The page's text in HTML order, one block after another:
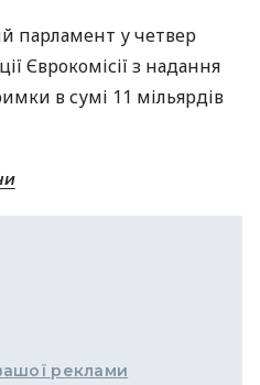
парламент у четвер
Єврокомісії з надання
в сумі 11 мільярдів
реклами